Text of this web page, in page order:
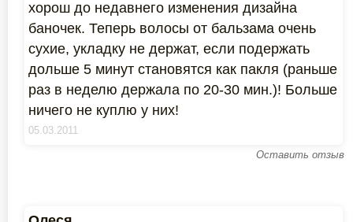
хорош до недавнего изменения дизайна
баночек. Теперь волосы от бальзама очень
сухие, укладку не держат, если подержать
дольше 5 минут становятся как пакля (раньше
раз в неделю держала по 20-30 мин.)! Больше
ничего не куплю у них!
05.03.2011
Оставить отзыв